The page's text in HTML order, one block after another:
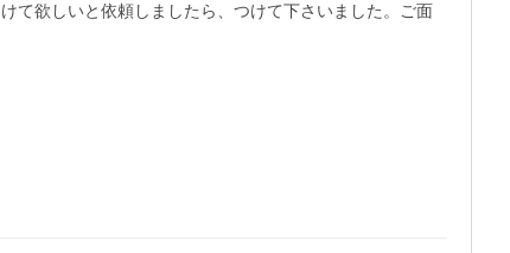
て欲しいと依頼しましたら、つけて下さいました。ご面